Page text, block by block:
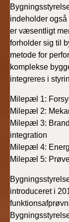
indeholder
er væsentligt
forholder sig til
metode for
komplekse
integreres i
Milepæl 1:
Milepæl 2:
Milepæl 3:
integration
Milepæl 4:
Milepæl 5:
introduceret i